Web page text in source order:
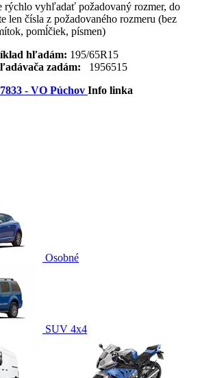
rýchlo vyhľadať požadovaný rozmer, do
len čísla z požadovaného rozmeru (bez
pomĺčiek, písmen)
hľadám: 195/65R15
zadám: 1956515
- VO Púchov Info linka
Osobné
SUV 4x4